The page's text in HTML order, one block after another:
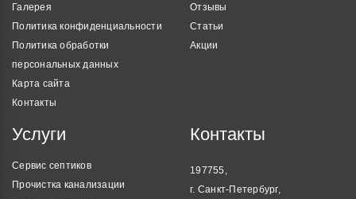
Галерея
Политика конфиденциальности
Политика обработки
персональных данных
Карта сайта
Контакты
Отзывы
Статьи
Акции
Услуги
Сервис септиков
Прочистка канализации
Контакты
197755,
г. Санкт-Петербург,